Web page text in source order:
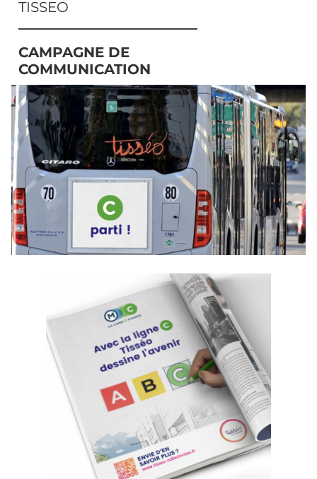
TISSEO
CAMPAGNE DE
COMMUNICATION